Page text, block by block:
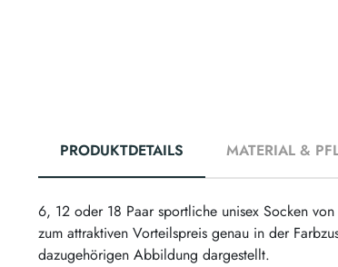
PRODUKTDETAILS MATERIAL &
6, 12 oder 18 Paar sportliche unisex Socken
zum attraktiven Vorteilspreis genau in der
dazugehörigen Abbildung dargestellt.